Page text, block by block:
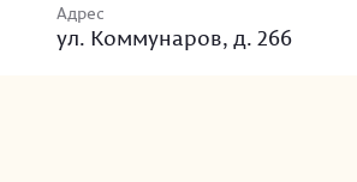
Адрес
ул. Коммунаров, д. 266